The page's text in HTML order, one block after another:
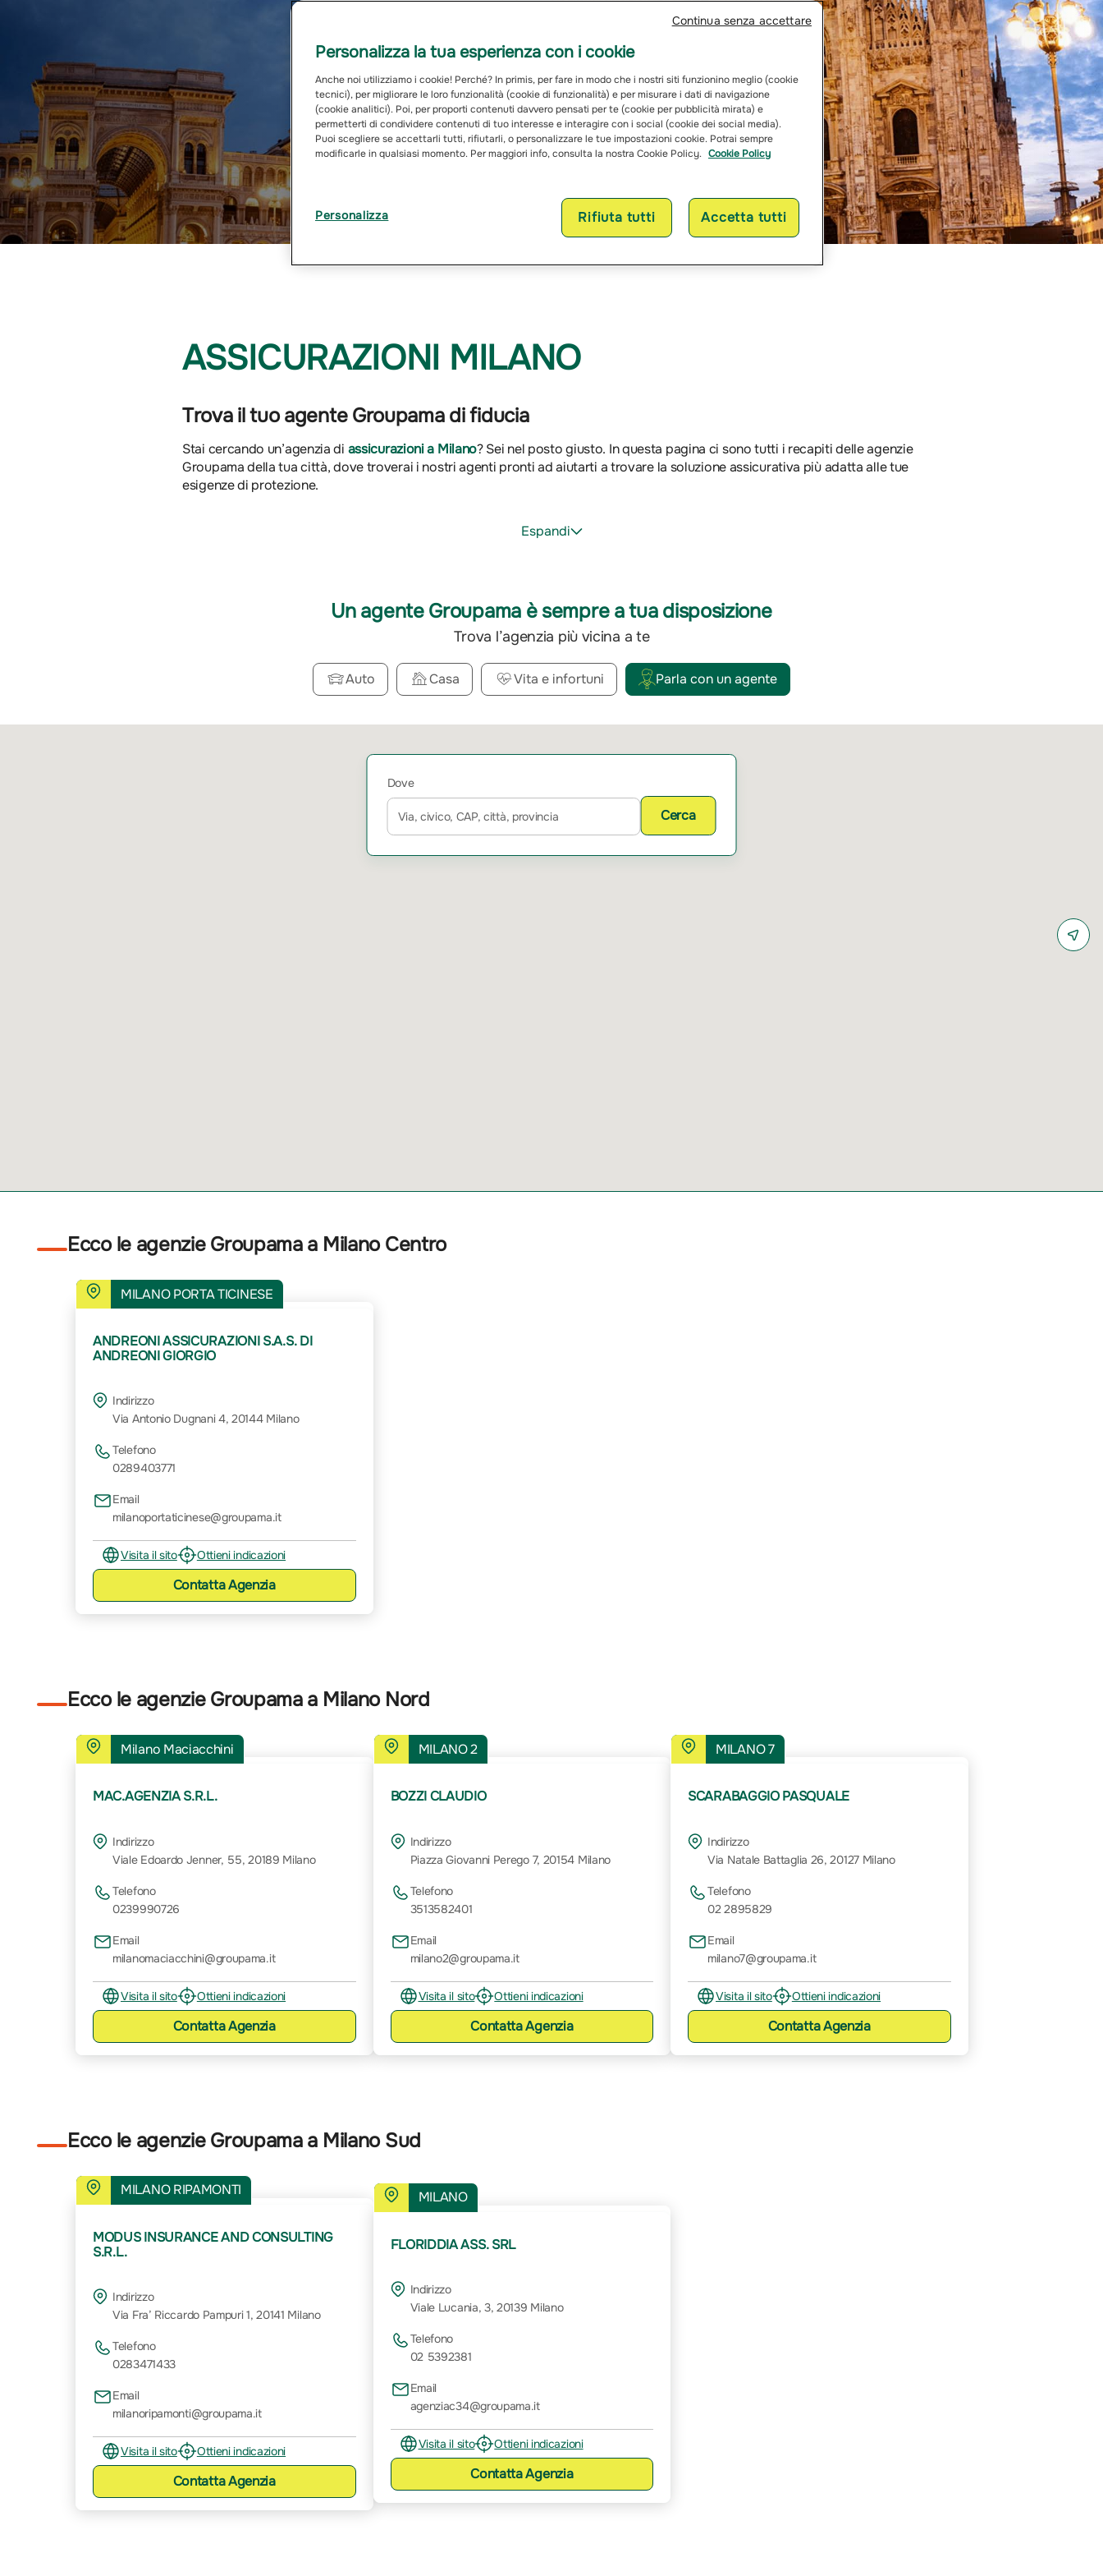
ASSICURAZIONI MILANO
ASSICURAZIONI MILANO
Trova il tuo agente Groupama di fiducia
Stai cercando un’agenzia di assicurazioni a Milano? Sei nel posto giusto. In questa pagina ci sono tutti i recapiti delle agenzie
Groupama della tua città, dove troverai i nostri agenti pronti ad aiutarti a trovare la soluzione assicurativa più adatta alle tue
esigenze di protezione.
Espandi
Un agente Groupama è sempre a tua disposizione
Trova l’agenzia più vicina a te
Auto Casa Vita e infortuni Parla con un agente
Dove
Cerca
Ecco le agenzie Groupama a Milano Centro
MILANO PORTA TICINESE
ANDREONI ASSICURAZIONI S.A.S. DI
ANDREONI GIORGIO
Indirizzo
Via Antonio Dugnani 4, 20144 Milano
Telefono
0289403771
Email
milanoportaticinese@groupama.it
Visita il sito Ottieni indicazioni
ContattaAgenzia
Ecco le agenzie Groupama a Milano Nord
Milano Maciacchini
MAC.AGENZIA S.R.L.
Indirizzo
Viale Edoardo Jenner, 55, 20189 Milano
Telefono
0239990726
Email
milanomaciacchini@groupama.it
Visita il sito Ottieni indicazioni
ContattaAgenzia
MILANO 2
BOZZI CLAUDIO
Indirizzo
Piazza Giovanni Perego 7, 20154 Milano
Telefono
3513582401
Email
milano2@groupama.it
Visita il sito Ottieni indicazioni
ContattaAgenzia
MILANO 7
SCARABAGGIO PASQUALE
Indirizzo
Via Natale Battaglia 26, 20127 Milano
Telefono
02 2895829
Email
milano7@groupama.it
Visita il sito Ottieni indicazioni
ContattaAgenzia
Ecco le agenzie Groupama a Milano Sud
MILANO RIPAMONTI
MODUS INSURANCE AND CONSULTING
S.R.L.
Indirizzo
Via Fra’ Riccardo Pampuri 1, 20141 Milano
Telefono
0283471433
Email
milanoripamonti@groupama.it
Visita il sito Ottieni indicazioni
ContattaAgenzia
MILANO
FLORIDDIA ASS. SRL
Indirizzo
Viale Lucania, 3, 20139 Milano
Telefono
02 5392381
Email
agenziac34@groupama.it
Visita il sito Ottieni indicazioni
ContattaAgenzia
Personalizza la tua esperienza con i cookie
Anche noi utilizziamo i cookie! Perché? In primis, per fare in modo che i nostri siti funzionino meglio (cookie
tecnici), per migliorare le loro funzionalità (cookie di funzionalità) e per misurare i dati di navigazione
(cookie analitici). Poi, per proporti contenuti davvero pensati per te (cookie per pubblicità mirata) e
permetterti di condividere contenuti di tuo interesse e interagire con i social (cookie dei social media).
Puoi scegliere se accettarli tutti, rifiutarli, o personalizzare le tue impostazioni cookie. Potrai sempre
modificarle in qualsiasi momento. Per maggiori info, consulta la nostra Cookie Policy. Cookie Policy
Rifiuta tutti Accetta tutti
Personalizza
Continua senza accettare